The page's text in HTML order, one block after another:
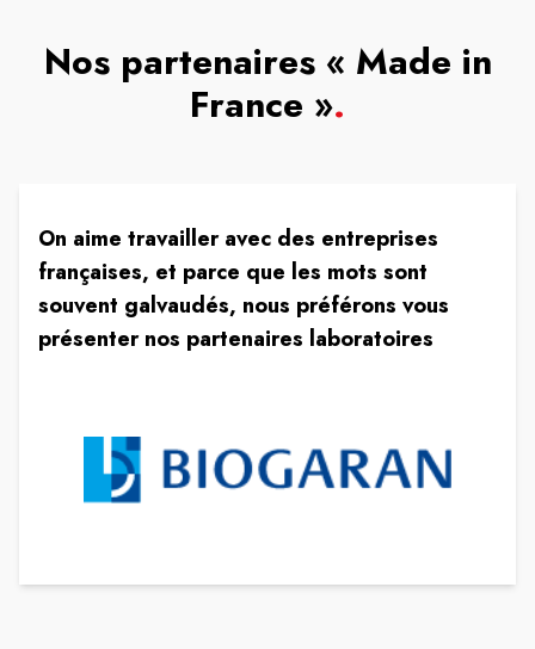
Nos partenaires « Made in
France ».
On aime travailler avec des entreprises
françaises, et parce que les mots sont
souvent galvaudés, nous préférons vous
présenter nos partenaires laboratoires